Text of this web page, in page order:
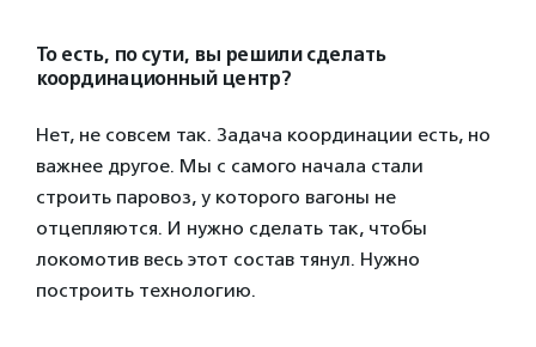
То есть, по сути, вы решили сделать
координационный центр?
Нет, не совсем так. Задача координации есть, но
важнее другое. Мы с самого начала стали
строить паровоз, у которого вагоны не
отцепляются. И нужно сделать так, чтобы
локомотив весь этот состав тянул. Нужно
построить технологию.